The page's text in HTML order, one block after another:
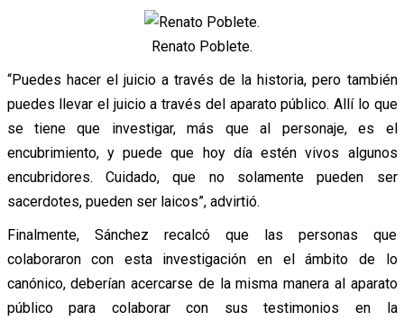
Renato Poblete.
“Puedes hacer el juicio a través de la historia, pero también
puedes llevar el juicio a través del aparato público. Allí lo que
se tiene que investigar, más que al personaje, es el
encubrimiento, y puede que hoy día estén vivos algunos
encubridores. Cuidado, que no solamente pueden ser
sacerdotes, pueden ser laicos”, advirtió.
Finalmente, Sánchez recalcó que las personas que
colaboraron con esta investigación en el ámbito de lo
canónico, deberían acercarse de la misma manera al aparato
público para colaborar con sus testimonios en la